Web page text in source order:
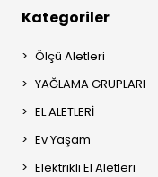
Kategoriler
Ölçü Aletleri
YAĞLAMA GRUPLARI
EL ALETLERİ
Ev Yaşam
Elektrikli El Aletleri